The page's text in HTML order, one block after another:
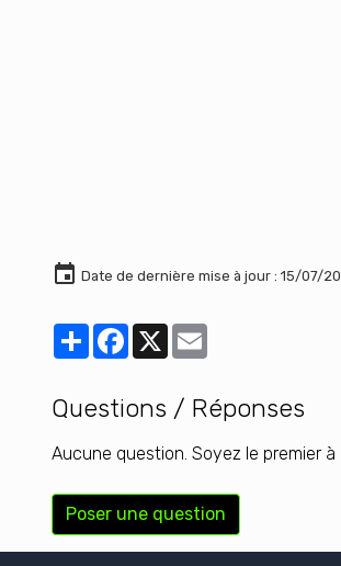
Date de dernière mise à jour : 15/07/
PartagerFacebook
X
Questions / Réponses
Aucune question. Soyez le premier
Poser une question